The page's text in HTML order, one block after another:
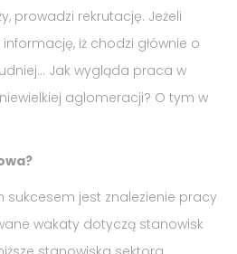
prowadzi rekrutację. Jeżeli
iż chodzi głównie o
Jak wygląda praca w
aglomeracji? O tym w
sukcesem jest znalezienie pracy
wakaty dotyczą stanowisk